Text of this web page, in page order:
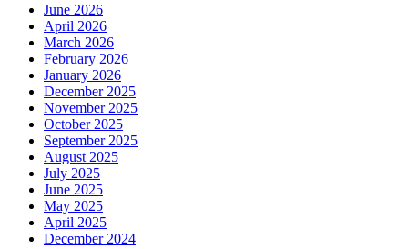
June 2026
April 2026
March 2026
February 2026
January 2026
December 2025
November 2025
October 2025
September 2025
August 2025
July 2025
June 2025
May 2025
April 2025
December 2024